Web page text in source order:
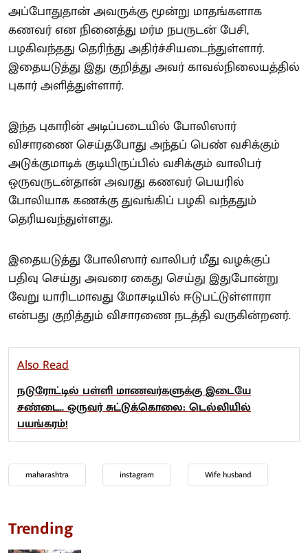
அப்போதுதான் அவருக்கு மூன்று மாதங்களாக
கணவர் என நினைத்து மர்ம நபருடன் பேசி,
பழகிவந்தது தெரிந்து அதிர்ச்சியடைந்துள்ளார்.
இதையடுத்து இது குறித்து அவர் காவல்நிலையத்தில்
புகார் அளித்துள்ளார்.
இந்த புகாரின் அடிப்படையில் போலிஸார்
விசாரணை செய்தபோது அந்தப் பெண் வசிக்கும்
அடுக்குமாடிக் குடியிருப்பில் வசிக்கும் வாலிபர்
ஒருவருடன்தான் அவரது கணவர் பெயரில்
போலியாக கணக்கு துவங்கிப் பழகி வந்ததும்
தெரியவந்துள்ளது.
இதையடுத்து போலிஸார் வாலிபர் மீது வழக்குப்
பதிவு செய்து அவரை கைது செய்து இதுபோன்று
வேறு யாரிடமாவது மோசடியில் ஈடுபட்டுள்ளாரா
என்பது குறித்தும் விசாரணை நடத்தி வருகின்றனர்.
Also Read
நடுரோட்டில் பள்ளி மாணவர்களுக்கு இடையே
சண்டை.. ஒருவர் சுட்டுக்கொலை: டெல்லியில்
பயங்கரம்!
maharashtra instagram Wife husband
Trending